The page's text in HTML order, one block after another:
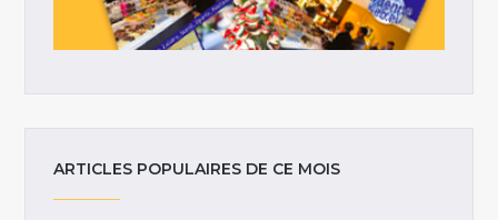
ARTICLES POPULAIRES DE CE MOIS